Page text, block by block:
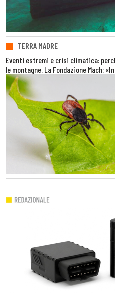
TERRA MADRE
Eventi estremi e crisi climatica:
le montagne. La Fondazione Mach: